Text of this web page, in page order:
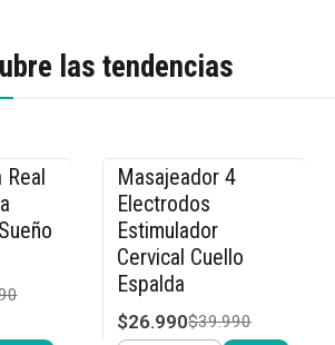
las tendencias
-33% OFF
Masajeador 4
Electrodos
Estimulador
Cervical Cuello
Espalda
$26.990$39.990